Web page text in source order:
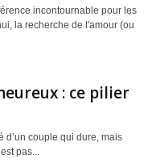
incontournable pour les
la recherche de l'amour (ou
: ce pilier
d’un couple qui dure, mais
pas...